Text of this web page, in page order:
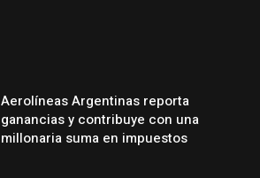
Aerolíneas Argentinas reporta
ganancias y contribuye con una
millonaria suma en impuestos